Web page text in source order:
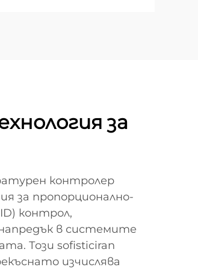
за
контролер
за пропорционално-
контрол,
в системите
Този sofisticiran
изчислява